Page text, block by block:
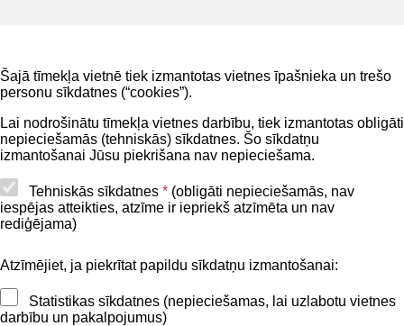
Šajā tīmekļa vietnē tiek izmantotas vietnes īpašnieka un trešo
personu sīkdatnes (“cookies”).
Lai nodrošinātu tīmekļa vietnes darbību, tiek izmantotas obligāti
nepieciešamās (tehniskās) sīkdatnes. Šo sīkdatņu
izmantošanai Jūsu piekrišana nav nepieciešama.
Tehniskās sīkdatnes * (obligāti nepieciešamās, nav
iespējas atteikties, atzīme ir iepriekš atzīmēta un nav
rediģējama)
Atzīmējiet, ja piekrītat papildu sīkdatņu izmantošanai:
Statistikas sīkdatnes (nepieciešamas, lai uzlabotu vietnes
darbību un pakalpojumus)
Privātuma politika
Lapas karte
Piekļūstamības paziņojums
Kontakti
BIS atbalsta dienesta tālrunis: